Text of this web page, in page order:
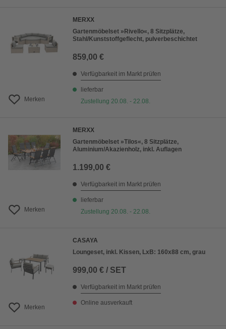
Merken
MERXX
Gartenmöbelset »Rivello«, 8 Sitzplätze,
Stahl/Kunststoffgeflecht, pulverbeschichtet
859,00 €
Verfügbarkeit im Markt prüfen
lieferbar
Zustellung 20.08. - 22.08.
Merken
MERXX
Gartenmöbelset »Tilos«, 8 Sitzplätze,
Aluminium/Akazienholz, inkl. Auflagen
1.199,00 €
Verfügbarkeit im Markt prüfen
lieferbar
Zustellung 20.08. - 22.08.
Merken
CASAYA
Loungeset, inkl. Kissen, LxB: 160x88 cm, grau
999,00 € / SET
Verfügbarkeit im Markt prüfen
Online ausverkauft